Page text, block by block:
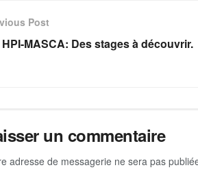
Post
HPI-MASCA: Des stages à découvrir.
un commentaire
adresse de messagerie ne sera pas